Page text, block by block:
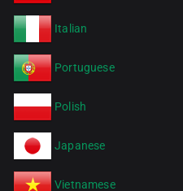
Italian
Portuguese
Polish
Japanese
Vietnamese